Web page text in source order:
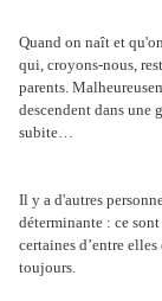
Quand on naît et
qui, croyons-nous,
parents.
descendent dans une
subite…
Il y a d'autres
déterminante : ce
certaines d’entre
toujours.